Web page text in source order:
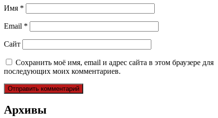
Имя *
Email *
Сайт
Сохранить моё имя, email и адрес сайта в этом браузере для
последующих моих комментариев.
Архивы